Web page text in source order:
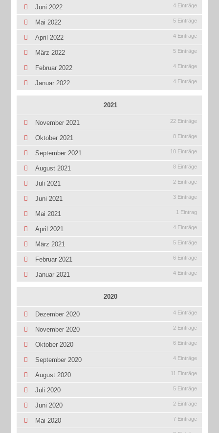
Juni 2022 4 Einträge
Mai 2022 5 Einträge
April 2022 4 Einträge
März 2022 5 Einträge
Februar 2022 4 Einträge
Januar 2022 4 Einträge
2021
November 2021 22 Einträge
Oktober 2021 8 Einträge
September 2021 10 Einträge
August 2021 8 Einträge
Juli 2021 2 Einträge
Juni 2021 3 Einträge
Mai 2021 1 Eintrag
April 2021 4 Einträge
März 2021 5 Einträge
Februar 2021 6 Einträge
Januar 2021 4 Einträge
2020
Dezember 2020 4 Einträge
November 2020 2 Einträge
Oktober 2020 6 Einträge
September 2020 4 Einträge
August 2020 11 Einträge
Juli 2020 5 Einträge
Juni 2020 2 Einträge
Mai 2020 7 Einträge